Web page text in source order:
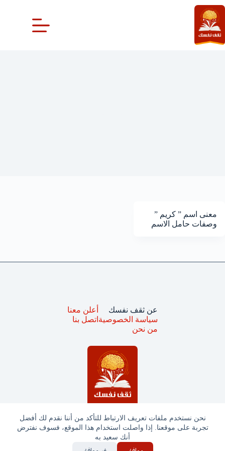
التجاوز
إلى
المحتوى
نحن نستخدم ملفات تعريف الارتباط للتأكد من أننا نقدم لك أفضل
تجربة على موقعنا. إذا واصلت استخدام هذا الموقع، فسوف نفترض
أنك سعيد به
معنى اسم ” كريم ”
وصفات حامل الاسم
جميع الحقوق محفوظة © ثقف نفسك 2025
عن ثقف نفسك
سياسة الخصوصية
من نحن
أعلن معنا
اتصل بنا